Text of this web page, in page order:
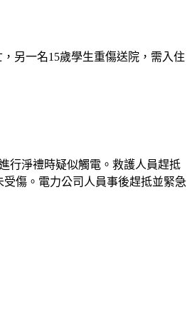
另一名15歲學生重傷送院，需入住
行淨禮時疑似觸電。救護人員趕抵
傷。電力公司人員事後趕抵並緊急